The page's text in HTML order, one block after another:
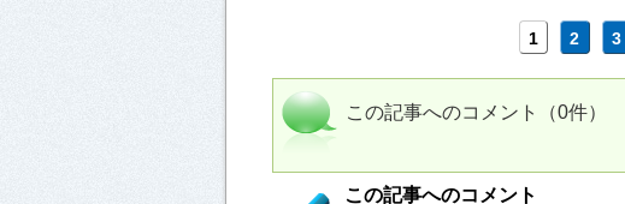
1 2 3
この記事へのコメント（0件）
この記事へのコメント